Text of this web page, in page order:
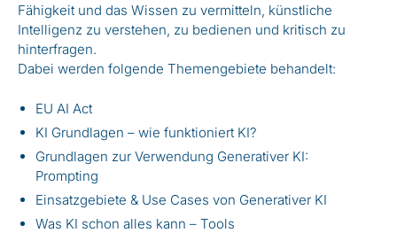
Fähigkeit und das Wissen zu vermitteln, künstliche
Intelligenz zu verstehen, zu bedienen und kritisch zu
hinterfragen.
Dabei werden folgende Themengebiete behandelt:
EU AI Act
KI Grundlagen – wie funktioniert KI?
Grundlagen zur Verwendung Generativer KI:
Prompting
Einsatzgebiete & Use Cases von Generativer KI
Was KI schon alles kann – Tools